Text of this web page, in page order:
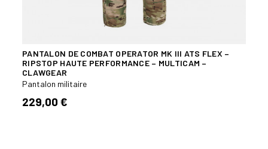
PANTALON DE COMBAT OPERATOR MK III ATS FLEX –
RIPSTOP HAUTE PERFORMANCE – MULTICAM –
CLAWGEAR
Pantalon militaire
229,00 €